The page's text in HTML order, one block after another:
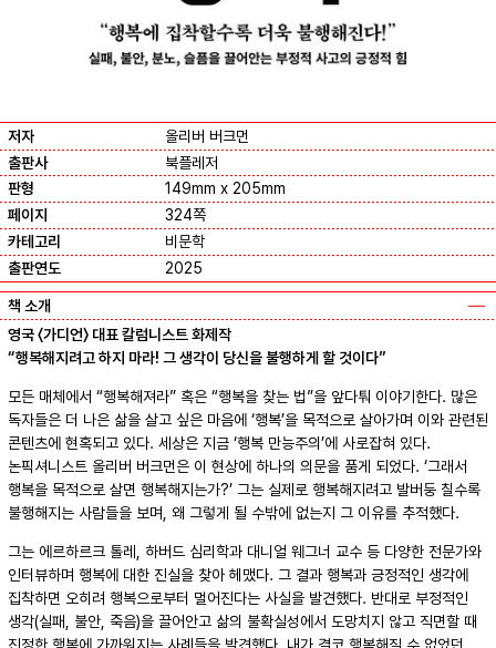
저자
올리버 버크먼
출판사
북플레저
판형
149mm x 205mm
페이지
324쪽
카테고리
비문학
출판연도
2025
책 소개
영국 〈가디언〉 대표 칼럼니스트 화제작
“행복해지려고 하지 마라! 그 생각이 당신을 불행하게 할 것이다”
모든 매체에서 “행복해져라” 혹은 “행복을 찾는 법”을 앞다퉈 이야기한다. 많은
독자들은 더 나은 삶을 살고 싶은 마음에 ‘행복’을 목적으로 살아가며 이와 관련된
콘텐츠에 현혹되고 있다. 세상은 지금 ‘행복 만능주의’에 사로잡혀 있다.
논픽셔니스트 올리버 버크먼은 이 현상에 하나의 의문을 품게 되었다. ‘그래서
행복을 목적으로 살면 행복해지는가?’ 그는 실제로 행복해지려고 발버둥 칠수록
불행해지는 사람들을 보며, 왜 그렇게 될 수밖에 없는지 그 이유를 추적했다.
그는 에르하르크 톨레, 하버드 심리학과 대니얼 웨그너 교수 등 다양한 전문가와
인터뷰하며 행복에 대한 진실을 찾아 헤맸다. 그 결과 행복과 긍정적인 생각에
집착하면 오히려 행복으로부터 멀어진다는 사실을 발견했다. 반대로 부정적인
생각(실패, 불안, 죽음)을 끌어안고 삶의 불확실성에서 도망치지 않고 직면할 때